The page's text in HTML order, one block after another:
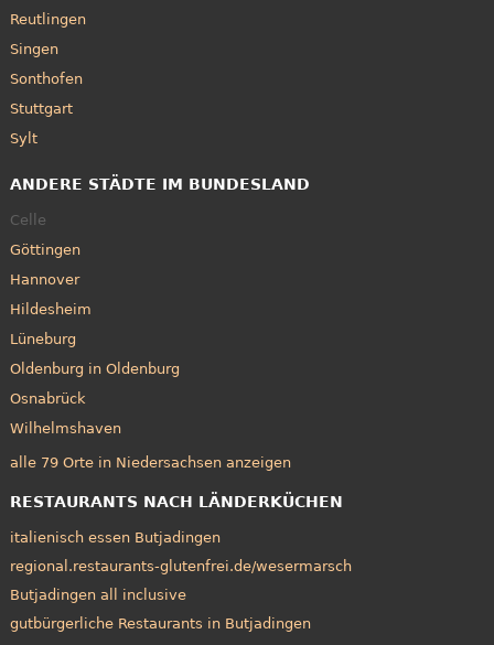
Reutlingen
Singen
Sonthofen
Stuttgart
Sylt
ANDERE STÄDTE IM BUNDESLAND
Celle
Göttingen
Hannover
Hildesheim
Lüneburg
Oldenburg in Oldenburg
Osnabrück
Wilhelmshaven
alle 79 Orte in Niedersachsen anzeigen
RESTAURANTS NACH LÄNDERKÜCHEN
italienisch essen Butjadingen
regional.restaurants-glutenfrei.de/wesermarsch
Butjadingen all inclusive
gutbürgerliche Restaurants in Butjadingen